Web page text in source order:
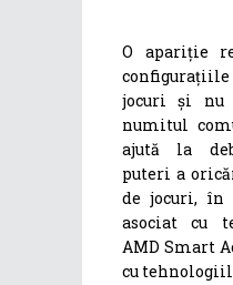
O apariție
jocuri și nu
numitul
ajută la
puteri a
de jocuri, în
asociat cu
AMD Smart
cu